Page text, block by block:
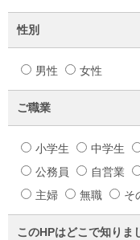
性別
男性 女性
ご職業
小学生 中学生
公務員
自営業
主婦
無職 そ
このHPはどこで知りま